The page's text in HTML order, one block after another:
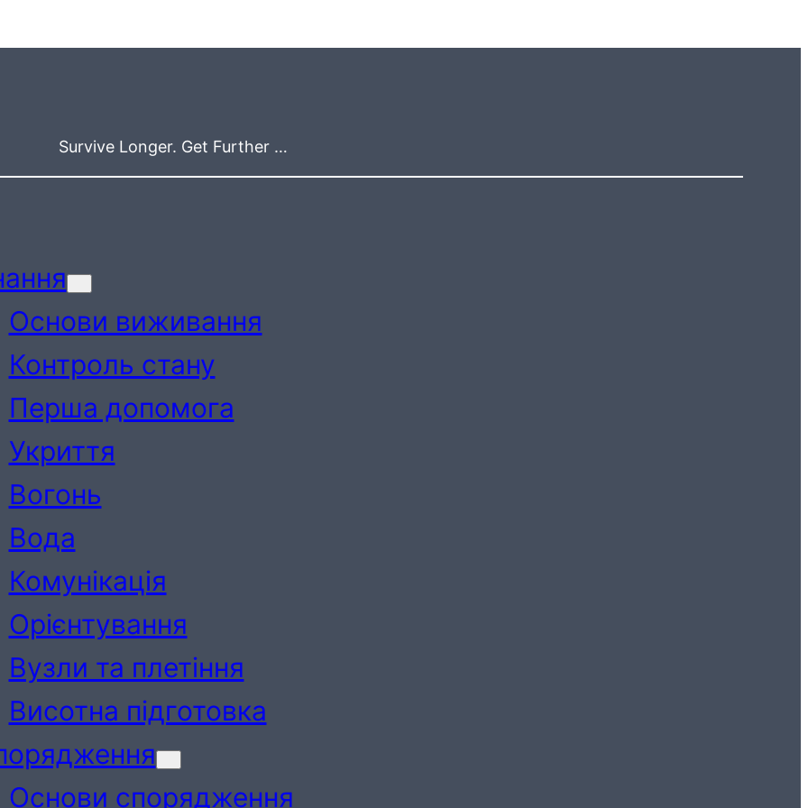
Survive Longer. Get Further …
Основи виживання
Контроль стану
Перша допомога
Укриття
Вогонь
Вода
Комунікація
Орієнтування
Вузли та плетіння
Висотна підготовка
Основи спорядження